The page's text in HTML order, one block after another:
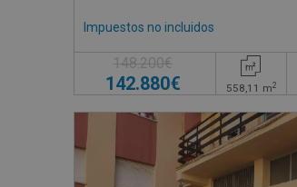
Impuestos no incluidos
148.200€
142.880€ 558,11 m2